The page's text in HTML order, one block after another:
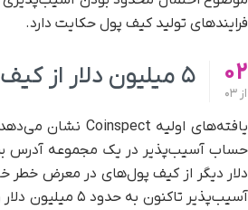
فرایندهای تولید کیف پول حکایت دارد.
02
از
۵ میلیون دلار از کیف پول‌های آسیب‌پذیر خارج شده است
دلار دیگر از کیف پول‌های در معرض خطر